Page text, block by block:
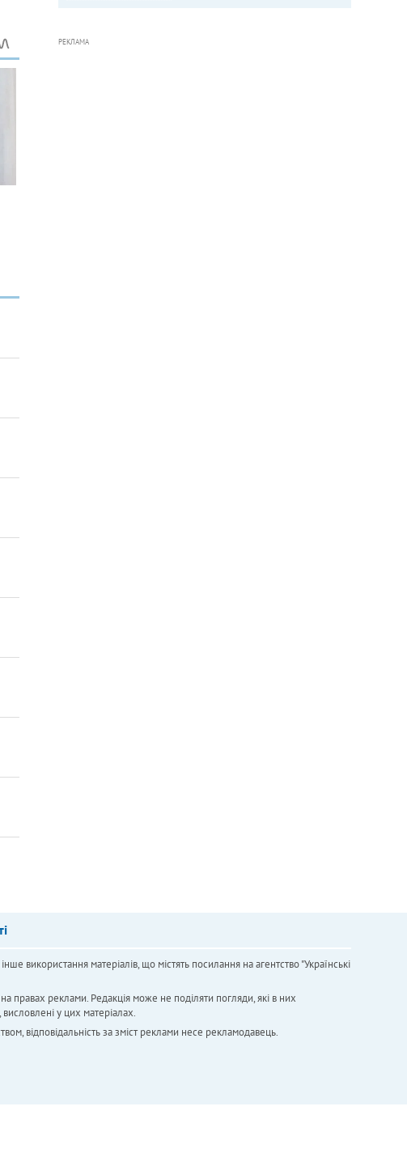
РЕКЛАМА
використання матеріалів, що містять посилання на агентство "Українськi
правах реклами. Редакція може не поділяти погляди, які в них
у цих матеріалах.
відповідальність за зміст реклами несе рекламодавець.